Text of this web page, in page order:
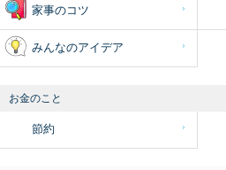
家事のコツ
みんなのアイデア
お金のこと
節約